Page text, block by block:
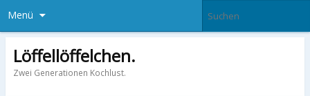
Menü
Löffellöffelchen.
Zwei Generationen Kochlust.